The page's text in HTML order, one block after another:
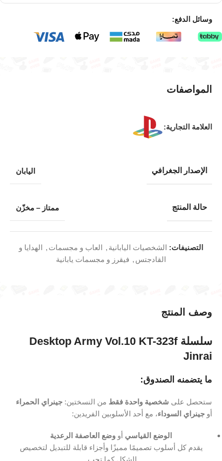
وسائل الدفع:
وصف المنتج
سلسلة Desktop Army Vol.10 KT-323f
Jinrai
ما يتضمنه الصندوق:
ستحصل على شخصية واحدة فقط من النسختين: جينراي الحمراء
أو جينراي السوداء، مع أحد الأسلوبين الفريدين:
الوضع القياسي أو وضع العاصفة الرعدية
يقدم كل أسلوب تصميمًا مميزًا وأجزاء قابلة للتبديل لتخصيص
المواصفات
العلامة التجارية:
الإصدار الجغرافي اليابان
حالة المنتج ممتاز – مخزّن
التصنيفات: الشخصيات اليابانية , العاب و مجسمات , الهدايا و
القادجتس , فيقرز و مجسمات يابانية